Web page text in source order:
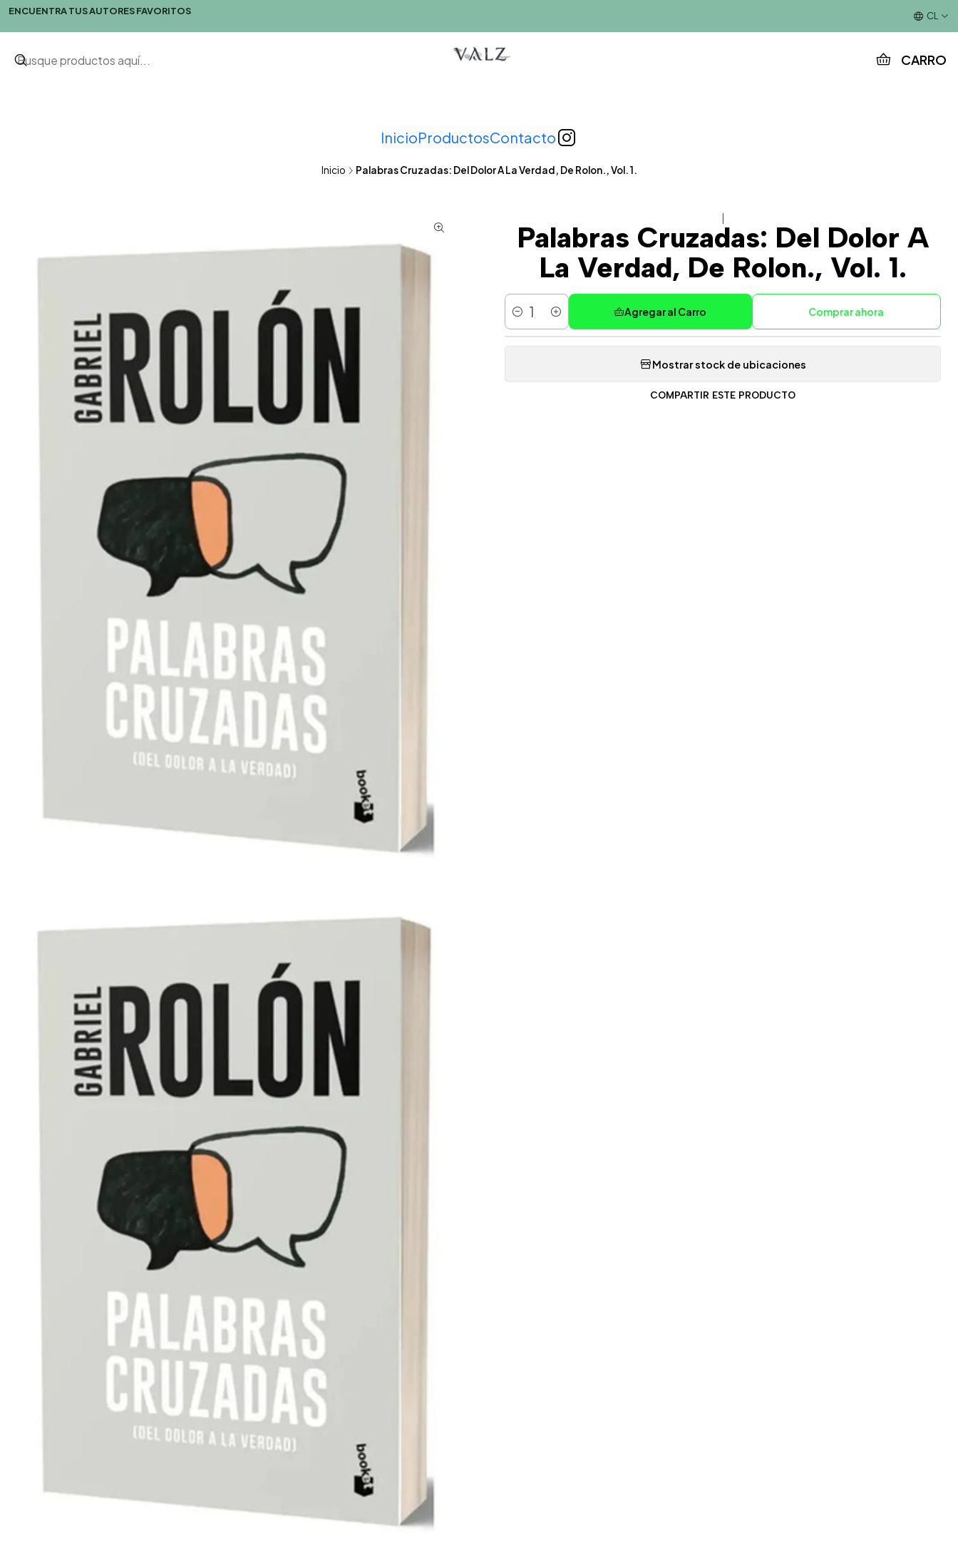
CARRO
InicioProductosContacto
ENCUENTRA TUS AUTORES FAVORITOS CL
Inicio Palabras Cruzadas: Del Dolor A La Verdad, De Rolon., Vol. 1.
Palabras Cruzadas: Del Dolor A
La Verdad, De Rolon., Vol. 1.
Cantidad
Agregar al Carro Comprar ahora
Mostrar stock de ubicaciones
COMPARTIR ESTE PRODUCTO